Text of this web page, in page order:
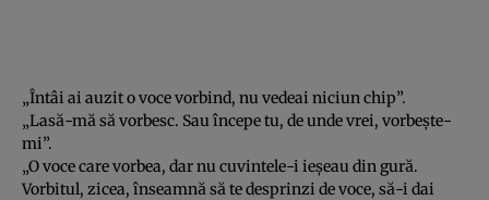
„Întâi ai auzit o voce vorbind, nu vedeai niciun chip”.
„Lasă-mă să vorbesc. Sau începe tu, de unde vrei, vorbeşte-
mi”.
„O voce care vorbea, dar nu cuvintele-i ieşeau din gură.
Vorbitul, zicea, înseamnă să te desprinzi de voce, să-i dai